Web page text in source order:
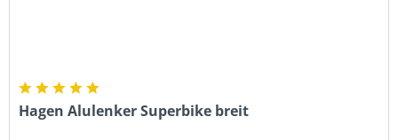
Hagen Alulenker Superbike breit